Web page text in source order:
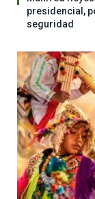
presidencial,
seguridad